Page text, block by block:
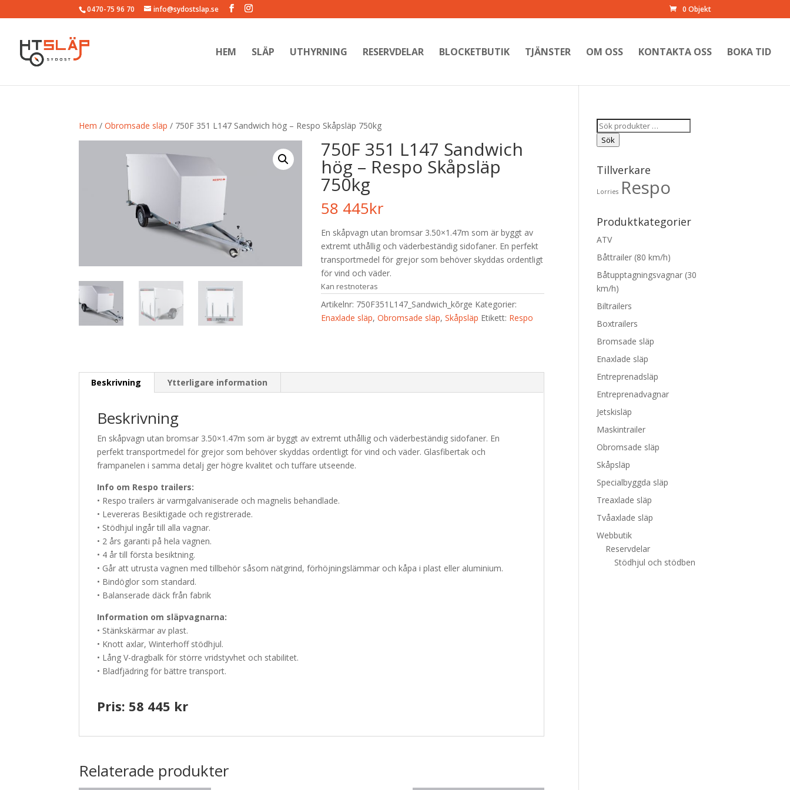
0470-75 96 70 info@sydostslap.se 0 Objekt
HEM SLÄP UTHYRNING RESERVDELAR BLOCKETBUTIK TJÄNSTER OM OSS KONTAKTA OSS BOKA TID
Hem /Obromsade släp / 750F 351 L147 Sandwich hög – Respo Skåpsläp 750kg
750F 351 L147 Sandwich
hög – Respo Skåpsläp
750kg
58 445kr
En skåpvagn utan bromsar 3.50×1.47m som är byggt av
extremt uthållig och väderbeständig sidofaner. En perfekt
transportmedel för grejor som behöver skyddas ordentligt
för vind och väder.
Kan restnoteras
Artikelnr: 750F351L147_Sandwich_kõrge Kategorier:
Enaxlade släp,Obromsade släp,Skåpsläp Etikett: Respo
Beskrivning Ytterligare information
Beskrivning
En skåpvagn utan bromsar 3.50×1.47m som är byggt av extremt uthållig och väderbeständig sidofaner. En
perfekt transportmedel för grejor som behöver skyddas ordentligt för vind och väder. Glasfibertak och
frampanelen i samma detalj ger högre kvalitet och tuffare utseende.
Info om Respo trailers:
• Respo trailers är varmgalvaniserade och magnelis behandlade.
• Levereras Besiktigade och registrerade.
• Stödhjul ingår till alla vagnar.
• 2 års garanti på hela vagnen.
• 4 år till första besiktning.
• Går att utrusta vagnen med tillbehör såsom nätgrind, förhöjningslämmar och kåpa i plast eller aluminium.
• Bindöglor som standard.
• Balanserade däck från fabrik
Information om släpvagnarna:
• Stänkskärmar av plast.
• Knott axlar, Winterhoff stödhjul.
• Lång V-dragbalk för större vridstyvhet och stabilitet.
• Bladfjädring för bättre transport.
Pris: 58 445 kr
Relaterade produkter
Sök
efter:
Sök
Tillverkare
Lorries Respo
Produktkategorier
ATV
Båttrailer (80 km/h)
Båtupptagningsvagnar (30
km/h)
Biltrailers
Boxtrailers
Bromsade släp
Enaxlade släp
Entreprenadsläp
Entreprenadvagnar
Jetskisläp
Maskintrailer
Obromsade släp
Skåpsläp
Specialbyggda släp
Treaxlade släp
Tvåaxlade släp
Webbutik
Reservdelar
Stödhjul och stödben